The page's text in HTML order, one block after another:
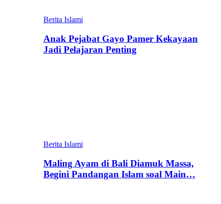
Berita Islami
Anak Pejabat Gayo Pamer Kekayaan
Jadi Pelajaran Penting
Berita Islami
Maling Ayam di Bali Diamuk Massa,
Begini Pandangan Islam soal Main…